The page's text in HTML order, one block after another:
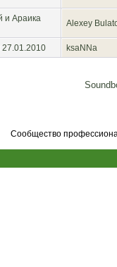
и Араика
Alexey
27.01.2010 ksaNNa
Сообщество